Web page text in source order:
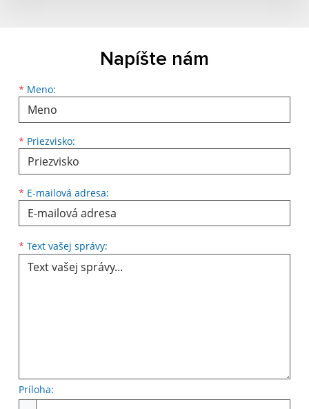
Napíšte nám
* Meno:
Meno
* Priezvisko:
Priezvisko
* E-mailová adresa:
E-mailová adresa
* Text vašej správy:
Príloha: